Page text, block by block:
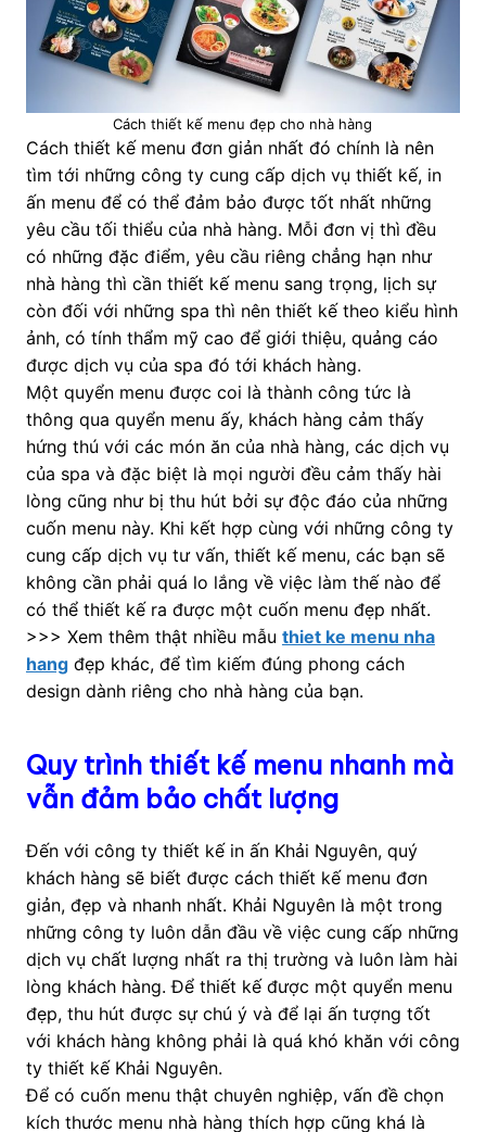
Cách thiết kế menu đẹp cho nhà hàng
Cách thiết kế menu đơn giản nhất đó chính là nên
tìm tới những công ty cung cấp dịch vụ thiết kế, in
ấn menu để có thể đảm bảo được tốt nhất những
yêu cầu tối thiểu của nhà hàng. Mỗi đơn vị thì đều
có những đặc điểm, yêu cầu riêng chẳng hạn như
nhà hàng thì cần thiết kế menu sang trọng, lịch sự
còn đối với những spa thì nên thiết kế theo kiểu hình
ảnh, có tính thẩm mỹ cao để giới thiệu, quảng cáo
được dịch vụ của spa đó tới khách hàng.
Một quyển menu được coi là thành công tức là
thông qua quyển menu ấy, khách hàng cảm thấy
hứng thú với các món ăn của nhà hàng, các dịch vụ
của spa và đặc biệt là mọi người đều cảm thấy hài
lòng cũng như bị thu hút bởi sự độc đáo của những
cuốn menu này. Khi kết hợp cùng với những công ty
cung cấp dịch vụ tư vấn, thiết kế menu, các bạn sẽ
không cần phải quá lo lắng về việc làm thế nào để
có thể thiết kế ra được một cuốn menu đẹp nhất.
>>> Xem thêm thật nhiều mẫu thiet ke menu nha
hangđẹp khác, để tìm kiếm đúng phong cách
design dành riêng cho nhà hàng của bạn.
Quy trình thiết kế menu nhanh mà
vẫn đảm bảo chất lượng
Đến với công ty thiết kế in ấn Khải Nguyên, quý
khách hàng sẽ biết được cách thiết kế menu đơn
giản, đẹp và nhanh nhất. Khải Nguyên là một trong
những công ty luôn dẫn đầu về việc cung cấp những
dịch vụ chất lượng nhất ra thị trường và luôn làm hài
lòng khách hàng. Để thiết kế được một quyển menu
đẹp, thu hút được sự chú ý và để lại ấn tượng tốt
với khách hàng không phải là quá khó khăn với công
ty thiết kế Khải Nguyên.
Để có cuốn menu thật chuyên nghiệp, vấn đề chọn
kích thước menu nhà hàng thích hợp cũng khá là